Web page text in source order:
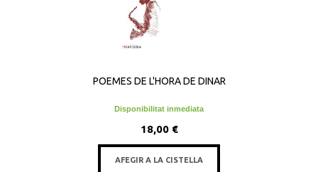
POEMES DE L'HORA DE DINAR
Disponibilitat inmediata
18,00 €
AFEGIR A LA CISTELLA